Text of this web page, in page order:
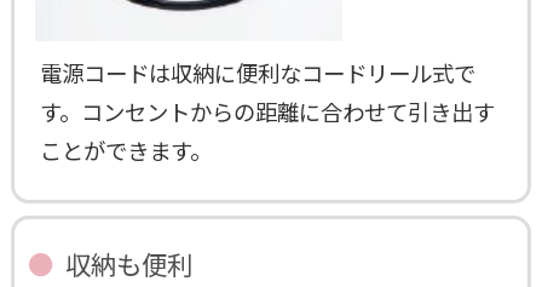
電源コードは収納に便利なコードリール式で
す。コンセントからの距離に合わせて引き出す
ことができます。
収納も便利